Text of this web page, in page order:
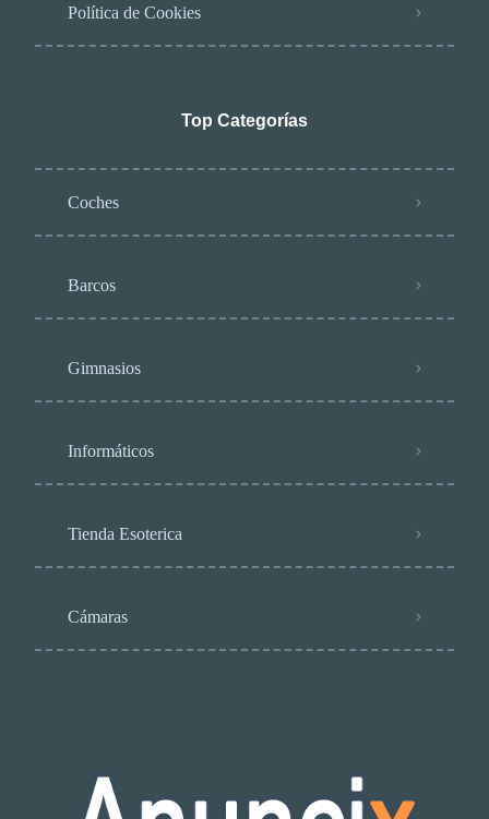
Política de Cookies
Top Categorías
Coches
Barcos
Gimnasios
Informáticos
Tienda Esoterica
Cámaras